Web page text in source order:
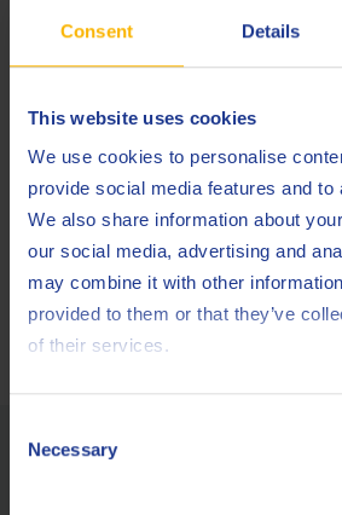
Consent Details
This website uses cookies
We use cookies to personalise
provide social media features and to
We also share information about
our social media, advertising and
may combine it with other
provided to them or that they’ve
of their services.
Selection
Necessary
blijven rekenen op directe toegang tot
efficiënte levering door Benelub Oils.
Vooruitblik
We zijn enthousiast over de weg die
Benelub Oils kijken we ernaar uit om
breiden, de waarde voor onze klanten
norm te blijven stellen voor